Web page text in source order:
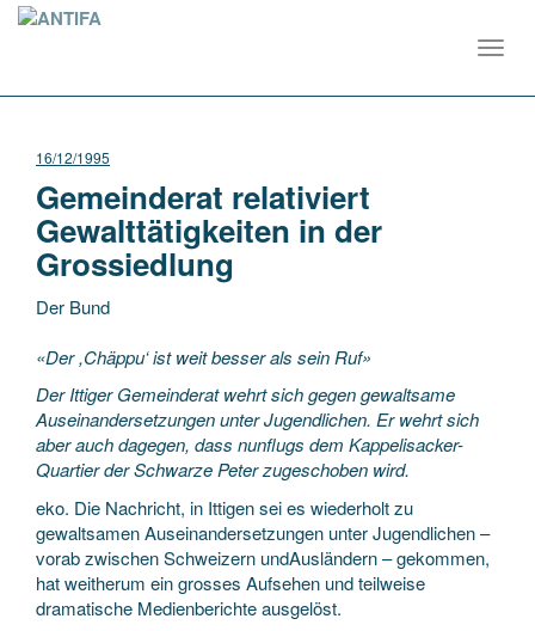
16/12/1995
Gemeinderat relativiert
Gewalttätigkeiten in der
Grossiedlung
Der Bund
«Der ,Chäppu‘ ist weit besser als sein Ruf»
Der Ittiger Gemeinderat wehrt sich gegen gewaltsame
Auseinandersetzungen unter Jugendlichen. Er wehrt sich
aber auch dagegen, dass nunflugs dem Kappelisacker-
Quartier der Schwarze Peter zugeschoben wird.
eko. Die Nachricht, in Ittigen sei es wiederholt zu
gewaltsamen Auseinandersetzungen unter Jugendlichen –
vorab zwischen Schweizern undAusländern – gekommen,
hat weitherum ein grosses Aufsehen und teilweise
dramatische Medienberichte ausgelöst.